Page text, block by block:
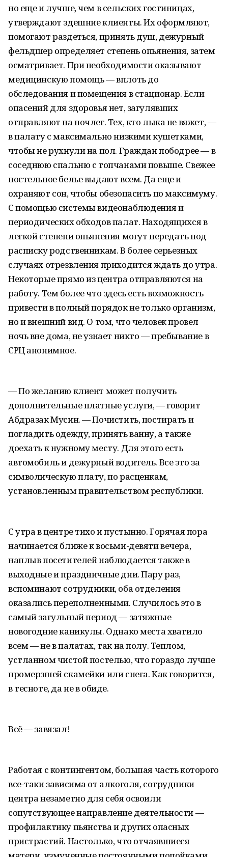
но еще и лучше, чем в сельских гостиницах,
утверждают здешние клиенты. Их оформляют,
помогают раздеться, принять душ, дежурный
фельдшер определяет степень опьянения, затем
осматривает. При необходимости оказывают
медицинскую помощь — вплоть до
обследования и помещения в стационар. Если
опасений для здоровья нет, загулявших
отправляют на ночлег. Тех, кто лыка не вяжет, —
в палату с максимально низкими кушетками,
чтобы не рухнули на пол. Граждан пободрее — в
соседнюю спальню с топчанами повыше. Свежее
постельное белье выдают всем. Да еще и
охраняют сон, чтобы обезопасить по максимуму.
С помощью системы видеонаблюдения и
периодических обходов палат. Находящихся в
легкой степени опьянения могут передать под
расписку родственникам. В более серьезных
случаях отрезвления приходится ждать до утра.
Некоторые прямо из центра отправляются на
работу. Тем более что здесь есть возможность
привести в полный порядок не только организм,
но и внешний вид. О том, что человек провел
ночь вне дома, не узнает никто — пребывание в
СРЦ анонимное.
— По желанию клиент может получить
дополнительные платные услуги, — говорит
Абдразак Мусин. — Почистить, постирать и
погладить одежду, принять ванну, а также
доехать к нужному месту. Для этого есть
автомобиль и дежурный водитель. Все это за
символическую плату, по расценкам,
установленным правительством республики.
С утра в центре тихо и пустынно. Горячая пора
начинается ближе к восьми-девяти вечера,
наплыв посетителей наблюдается также в
выходные и праздничные дни. Пару раз,
вспоминают сотрудники, оба отделения
оказались переполненными. Случилось это в
самый загульный период — затяжные
новогодние каникулы. Однако места хватило
всем — не в палатах, так на полу. Теплом,
устланном чистой постелью, что гораздо лучше
промерзшей скамейки или снега. Как говорится,
в тесноте, да не в обиде.
Всё — завязал!
Работая с контингентом, большая часть которого
все-таки зависима от алкоголя, сотрудники
центра незаметно для себя освоили
сопутствующее направление деятельности —
профилактику пьянства и других опасных
пристрастий. Настолько, что отчаявшиеся